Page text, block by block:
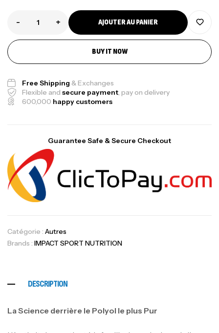
- + AJOUTER AU PANIER
BUY IT NOW
Free Shipping & Exchanges
Flexible and secure payment, pay on delivery
600,000 happy customers
Guarantee Safe & Secure Checkout
Catégorie : Autres
Brands : IMPACT SPORT NUTRITION
DESCRIPTION
La Science derrière le Polyol le plus Pur